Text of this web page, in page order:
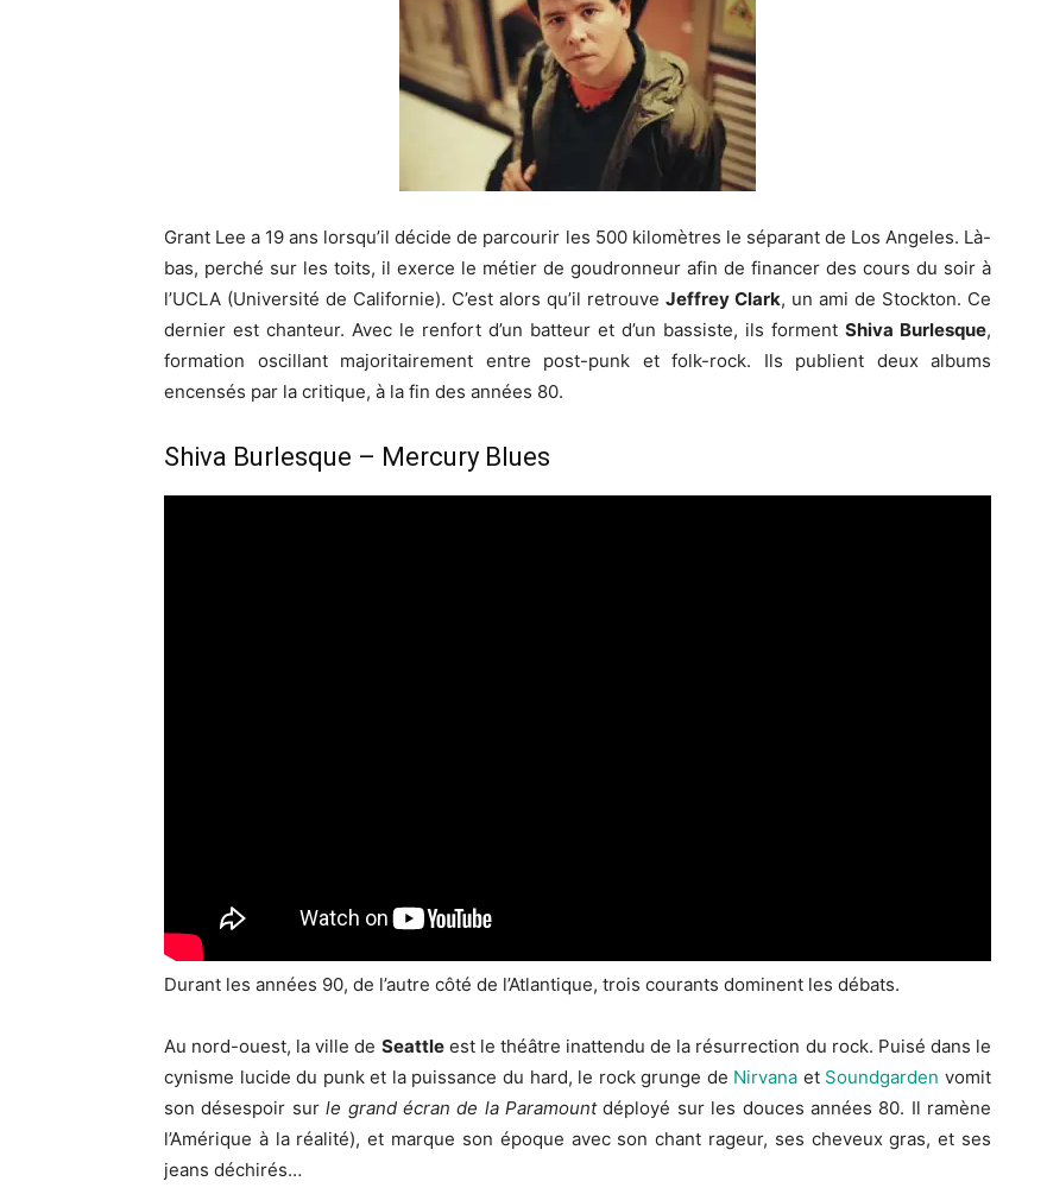
Grant Lee a 19 ans lorsqu’il décide de parcourir les 500 kilomètres le séparant de Los Angeles. Là-
bas, perché sur les toits, il exerce le métier de goudronneur afin de financer des cours du soir à
l’UCLA (Université de Californie). C’est alors qu’il retrouve Jeffrey Clark, un ami de Stockton. Ce
dernier est chanteur. Avec le renfort d’un batteur et d’un bassiste, ils forment Shiva Burlesque,
formation oscillant majoritairement entre post-punk et folk-rock. Ils publient deux albums
encensés par la critique, à la fin des années 80.
Shiva Burlesque – Mercury Blues
Durant les années 90, de l’autre côté de l’Atlantique, trois courants dominent les débats.
Au nord-ouest, la ville de Seattleest le théâtre inattendu de la résurrection du rock. Puisé dans le
cynisme lucide du punk et la puissance du hard, le rock grunge de Nirvana et Soundgarden vomit
son désespoir surle grand écran de la Paramountdéployé sur les douces années 80. Il ramène
l’Amérique à la réalité), et marque son époque avec son chant rageur, ses cheveux gras, et ses
jeans déchirés…